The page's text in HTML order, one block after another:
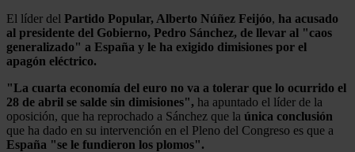
El líder del Partido Popular, Alberto Núñez Feijóo, ha acusado
al presidente del Gobierno, Pedro Sánchez, de llevar al "caos
generalizado" a España y le ha exigido dimisiones por el
apagón eléctrico.
"La cuarta economía del euro no va a tolerar que lo ocurrido el
28 de abril se salde sin dimisiones", ha apuntado el líder de la
oposición, que ha reprochado a Sánchez que la única conclusión
que ha dado en su intervención en el Pleno del Congreso es que a
España "se le fundieron los plomos".